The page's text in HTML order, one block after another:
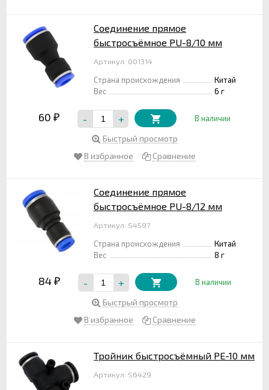
Соединение прямое
быстросъёмное PU-8/10 мм
Артикул: 001314
Страна происхождения
Китай
Вес
6 г
60 ₽ - + В наличии
Быстрый просмотр
В избранное
Сравнение
Соединение прямое
быстросъёмное PU-8/12 мм
Артикул: S4597
Страна происхождения
Китай
Вес
8 г
84 ₽ - + В наличии
Быстрый просмотр
В избранное
Сравнение
Тройник быстросъёмный PE-10 мм
Артикул: S6429